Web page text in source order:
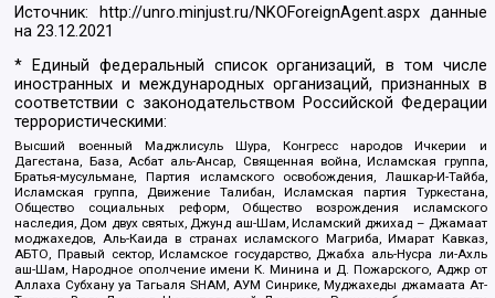
Источник: http://unro.minjust.ru/NKOForeignAgent.aspxданные
на23.12.2021
* Единый федеральный список организаций, в том числе
иностранных и международных организаций, признанных в
соответствии с законодательством Российской Федерации
террористическими:
Высший военный Маджлисуль Шура, Конгресс народов Ичкерии и
Дагестана, База, Асбат аль-Ансар, Священная война, Исламская группа,
Братья-мусульмане, Партия исламского освобождения, Лашкар-И-Тайба,
Исламская группа, Движение Талибан, Исламская партия Туркестана,
Общество социальных реформ, Общество возрождения исламского
наследия, Дом двух святых, Джунд аш-Шам, Исламский джихад – Джамаат
моджахедов, Аль-Каида в странах исламского Магриба, Имарат Кавказ,
АБТО, Правый сектор, Исламское государство, Джабха аль-Нусра ли-Ахль
аш-Шам, Народное ополчение имени К. Минина и Д. Пожарского, Аджр от
Аллаха Субхану уа Тагьаля SHAM, АУМ Синрике, Муджахеды джамаата Ат-